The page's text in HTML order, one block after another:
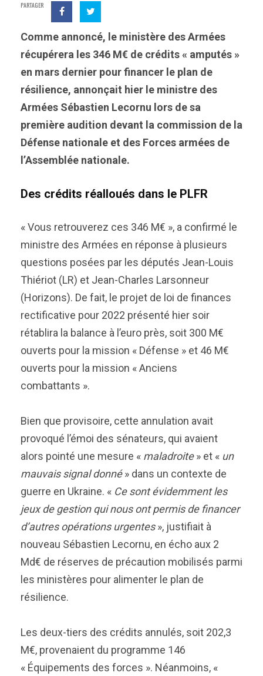
PARTAGER
Comme annoncé, le ministère des Armées
récupérera les 346 M€ de crédits « amputés »
en mars dernier pour financer le plan de
résilience, annonçait hier le ministre des
Armées Sébastien Lecornu lors de sa
première audition devant la commission de la
Défense nationale et des Forces armées de
l’Assemblée nationale.
Des crédits réalloués dans le PLFR
« Vous retrouverez ces 346 M€ », a confirmé le
ministre des Armées en réponse à plusieurs
questions posées par les députés Jean-Louis
Thiériot (LR) et Jean-Charles Larsonneur
(Horizons). De fait, le projet de loi de finances
rectificative pour 2022 présenté hier soir
rétablira la balance à l’euro près, soit 300 M€
ouverts pour la mission « Défense » et 46 M€
ouverts pour la mission « Anciens
combattants ».
Bien que provisoire, cette annulation avait
provoqué l’émoi des sénateurs, qui avaient
alors pointé une mesure « maladroite» et « un
mauvais signal donné» dans un contexte de
guerre en Ukraine. « Ce sont évidemment les
jeux de gestion qui nous ont permis de financer
d’autres opérations urgentes», justifiait à
nouveau Sébastien Lecornu, en écho aux 2
Md€ de réserves de précaution mobilisés parmi
les ministères pour alimenter le plan de
résilience.
Les deux-tiers des crédits annulés, soit 202,3
M€, provenaient du programme 146
« Équipements des forces ». Néanmoins, «